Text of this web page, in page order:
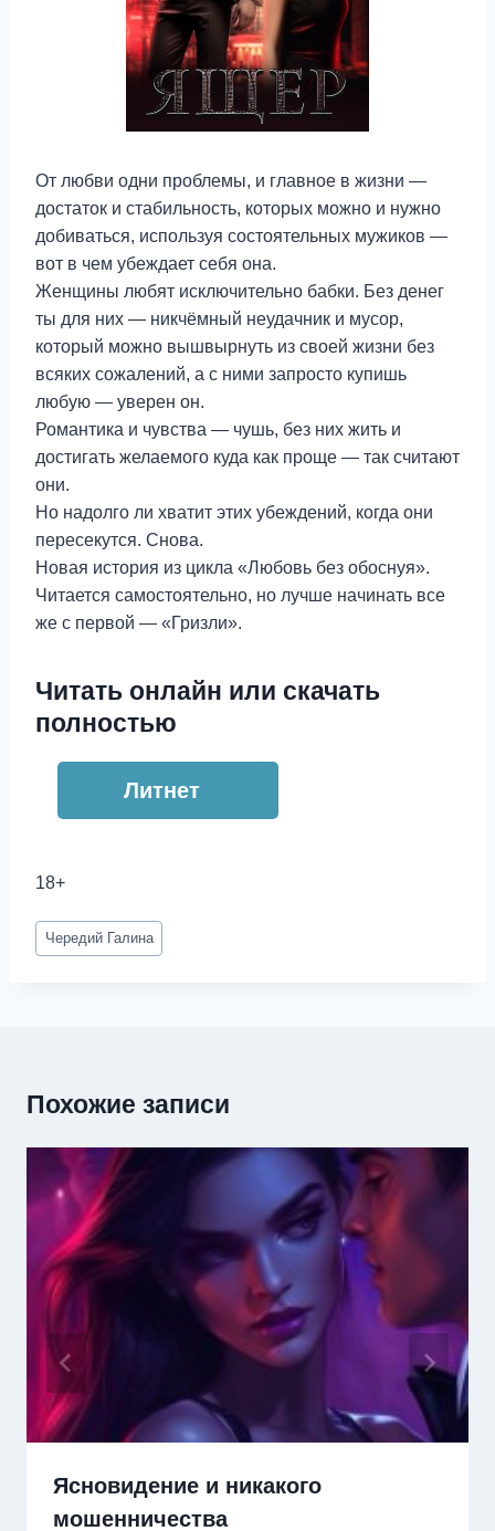
От любви одни проблемы, и главное в жизни —
достаток и стабильность, которых можно и нужно
добиваться, используя состоятельных мужиков —
вот в чем убеждает себя она.
Женщины любят исключительно бабки. Без денег
ты для них — никчёмный неудачник и мусор,
который можно вышвырнуть из своей жизни без
всяких сожалений, а с ними запросто купишь
любую — уверен он.
Романтика и чувства — чушь, без них жить и
достигать желаемого куда как проще — так считают
они.
Но надолго ли хватит этих убеждений, когда они
пересекутся. Снова.
Новая история из цикла «Любовь без обоснуя».
Читается самостоятельно, но лучше начинать все
же с первой — «Гризли».
Читать онлайн или скачать
полностью
Литнет
18+
Метки
записи:
Чередий Галина
Похожие записи
Ясновидение и никакого
мошенничества